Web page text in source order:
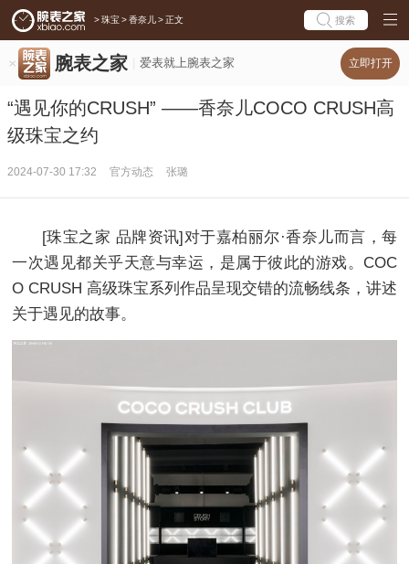
> 珠宝 > 香奈儿 > 正文 搜索
腕表之家 爱表就上腕表之家 立即打开
“遇见你的CRUSH” ——香奈儿COCO CRUSH高
级珠宝之约
2024-07-30 17:32 官方动态 张璐
[珠宝之家 品牌资讯]对于嘉柏丽尔·香奈儿而言，每
一次遇见都关乎天意与幸运，是属于彼此的游戏。COC
O CRUSH 高级珠宝系列作品呈现交错的流畅线条，讲述
关于遇见的故事。